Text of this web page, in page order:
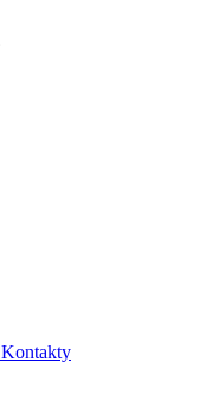
Kontakty